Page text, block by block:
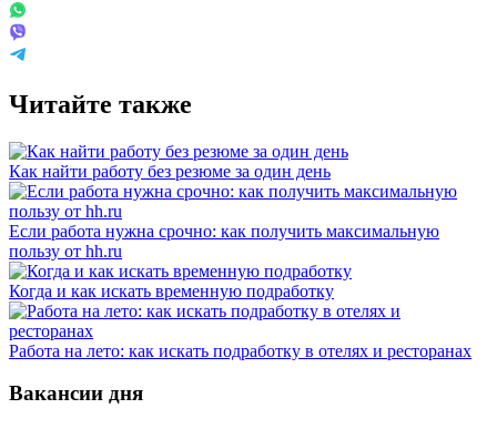
Читайте также
Как найти работу без резюме за один день
Если работа нужна срочно: как получить максимальную
пользу от hh.ru
Когда и как искать временную подработку
Работа на лето: как искать подработку в отелях и ресторанах
Вакансии дня